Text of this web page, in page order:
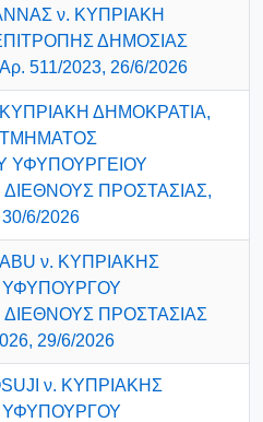
ν. ΚΥΠΡΙΑΚΗ
ΔΗΜΟΣΙΑΣ
511/2023, 26/6/2026
ΚΥΠΡΙΑΚΗ ΔΗΜΟΚΡΑΤΙΑ,
ΤΜΗΜΑΤΟΣ
ΥΦΥΠΟΥΡΓΕΙΟΥ
ΠΡΟΣΤΑΣΙΑΣ,
6/2026
ν. ΚΥΠΡΙΑΚΗΣ
ΠΡΟΣΤΑΣΙΑΣ
29/6/2026
ν. ΚΥΠΡΙΑΚΗΣ